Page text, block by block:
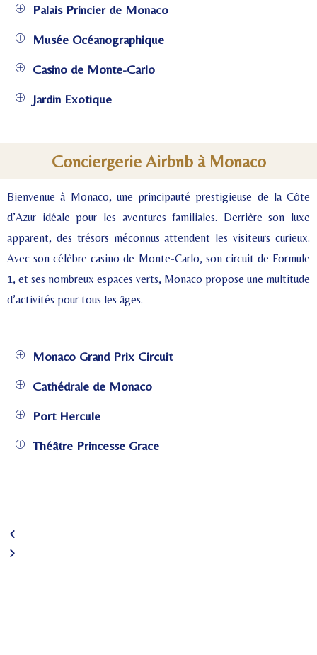
Palais Princier de Monaco
Musée Océanographique
Casino de Monte-Carlo
Jardin Exotique
Conciergerie Airbnb à Monaco
Bienvenue à Monaco, une principauté prestigieuse de la Côte
d’Azur idéale pour les aventures familiales. Derrière son luxe
apparent, des trésors méconnus attendent les visiteurs curieux.
Avec son célèbre casino de Monte-Carlo, son circuit de Formule
1, et ses nombreux espaces verts, Monaco propose une multitude
d’activités pour tous les âges.
Monaco Grand Prix Circuit
Cathédrale de Monaco
Port Hercule
Théâtre Princesse Grace